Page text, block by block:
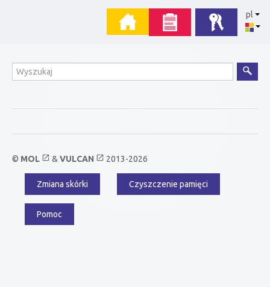
pl
Wyszukiwanie
© MOL open_in_new & VULCAN open_in_new 2013-2026
Menu
dodatkowe
Zmiana skórki Czyszczenie pamięci
Pomoc